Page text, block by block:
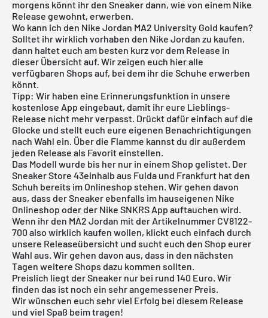
morgens könnt ihr den Sneaker dann, wie von einem Nike
Release gewohnt, erwerben.
Wo kann ich den Nike Jordan MA2 University Gold kaufen?
Solltet ihr wirklich vorhaben den Nike Jordan zu kaufen,
dann haltet euch am besten kurz vor dem Release in
dieser Übersicht auf. Wir zeigen euch hier alle
verfügbaren Shops auf, bei dem ihr die Schuhe erwerben
könnt.
Tipp: Wir haben eine Erinnerungsfunktion in unsere
kostenlose App eingebaut, damit ihr eure Lieblings-
Release nicht mehr verpasst. Drückt dafür einfach auf die
Glocke und stellt euch eure eigenen Benachrichtigungen
nach Wahl ein. Über die Flamme kannst du dir außerdem
jeden Release als Favorit einstellen.
Das Modell wurde bis her nur in einem Shop gelistet. Der
Sneaker Store 43einhalb aus Fulda und Frankfurt hat den
Schuh bereits im Onlineshop stehen. Wir gehen davon
aus, dass der Sneaker ebenfalls im hauseigenen Nike
Onlineshop oder der Nike SNKRS App auftauchen wird.
Wenn ihr den MA2 Jordan mit der Artikelnummer CV8122-
700 also wirklich kaufen wollen, klickt euch einfach durch
unsere Releaseübersicht und sucht euch den Shop eurer
Wahl aus. Wir gehen davon aus, dass in den nächsten
Tagen weitere Shops dazu kommen sollten.
Preislich liegt der Sneaker nur bei rund 140 Euro. Wir
finden das ist noch ein sehr angemessener Preis.
Wir wünschen euch sehr viel Erfolg bei diesem Release
und viel Spaß beim tragen!